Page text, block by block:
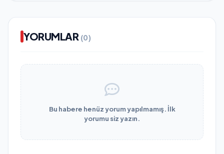
YORUMLAR (0)
Bu habere henüz yorum yapılmamış. İlk
yorumu siz yazın.